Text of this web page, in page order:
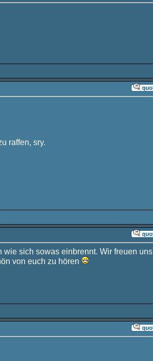
raffen, sry.
sich sowas einbrennt. Wir freuen uns
von euch zu hören